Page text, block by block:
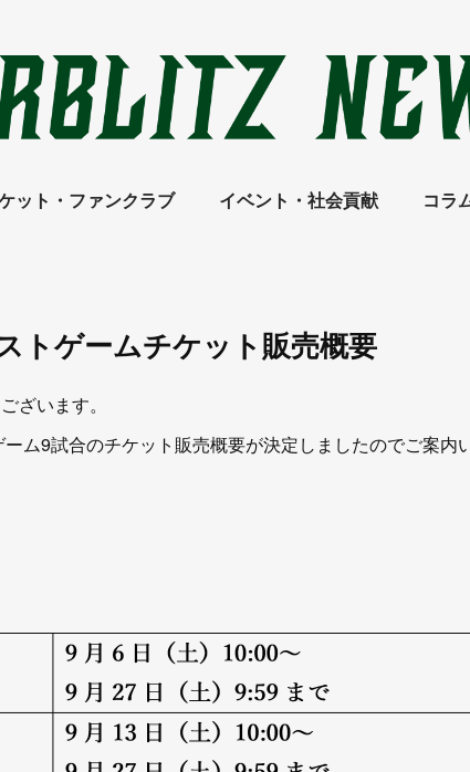
ット・ファンクラブ イベント・社会貢献 コラ
トゲームチケット販売概要
ざいます。
ム9試合のチケット販売概要が決定しましたのでご案内